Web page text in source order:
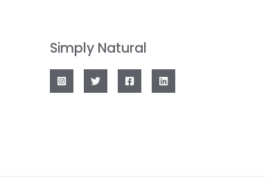
Simply Natural